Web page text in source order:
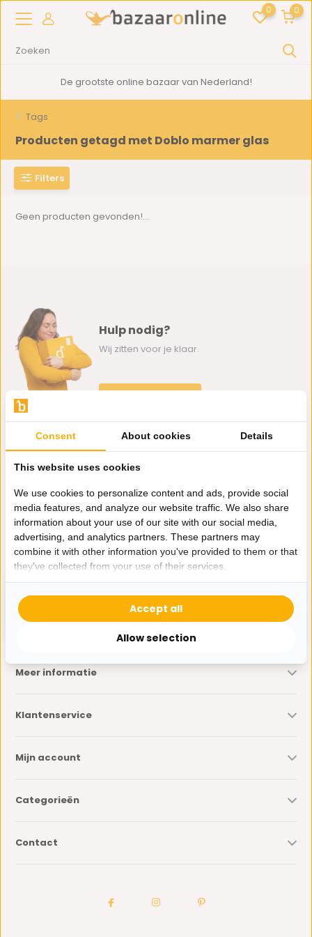
0 0
De grootste online bazaar van Nederland!
Tags
Producten getagd met Doblo marmer glas
Filters
Geen producten gevonden!...
Hulp nodig?
Wij zitten voor je klaar.
klantenservice@bazaaronline.nl
Ontvang de nieuwste aanbiedingen en promoties. We zullen
je niet spammen, beloofd.
* Lees hier de wettelijke beperkingen
Meer informatie
Klantenservice
Mijn account
Categorieën
Contact
Consent About cookies Details
This website uses cookies
We use cookies to personalize content and ads, provide social
media features, and analyze our website traffic. We also share
information about your use of our site with our social media,
advertising, and analytics partners. These partners may
combine it with other information you've provided to them or that
they've collected from your use of their services.
Allow selection
Accept all